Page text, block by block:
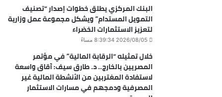
البنك المركزي يطلق خطوات إصدار “تصنيف
التمويل المستدام” ويشكل مجموعة عمل وزارية
لتعزيز الاستثمارات الخضراء
2026/08/05 8:39:34 مساءً
خلال تمثيله “الرقابة المالية” في مؤتمر
المصريين بالخارج.. د. طارق سيف: آقاق واسعة
لاستفادة المغتربين من الأنشطة المالية غير
المصرفية ودمجهم في مسارات الاستثمار